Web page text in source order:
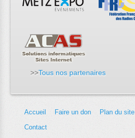
>>Tous nos partenaires
Accueil Faire un don Plan du site
Contact